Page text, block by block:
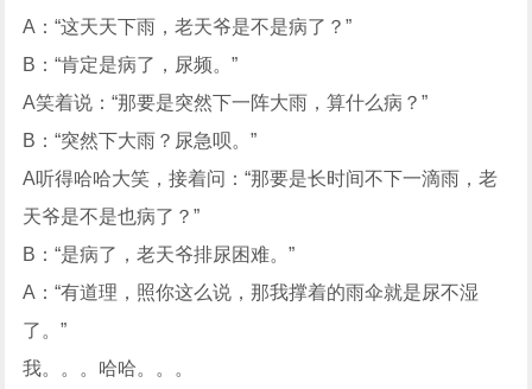
A：“这天天下雨，老天爷是不是病了？”
B：“肯定是病了，尿频。”
A笑着说：“那要是突然下一阵大雨，算什么病？”
B：“突然下大雨？尿急呗。”
A听得哈哈大笑，接着问：“那要是长时间不下一滴雨，老
天爷是不是也病了？”
B：“是病了，老天爷排尿困难。”
A：“有道理，照你这么说，那我撑着的雨伞就是尿不湿
了。”
我。。。哈哈。。。